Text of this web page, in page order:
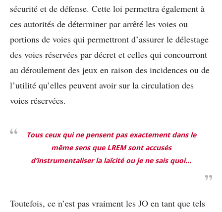
sécurité et de défense. Cette loi permettra également à
ces autorités de déterminer par arrêté les voies ou
portions de voies qui permettront d’assurer le délestage
des voies réservées par décret et celles qui concourront
au déroulement des jeux en raison des incidences ou de
l’utilité qu’elles peuvent avoir sur la circulation des
voies réservées.
Tous ceux qui ne pensent pas exactement dans le
même sens que LREM sont accusés
d’instrumentaliser la laïcité ou je ne sais quoi…
Toutefois, ce n’est pas vraiment les JO en tant que tels